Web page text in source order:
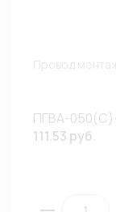
ПГВА-
111.53 руб.